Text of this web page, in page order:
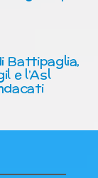
Battipaglia,
e l’Asl